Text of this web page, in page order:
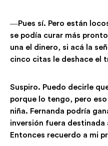
―Pues sí. Pero están
se podía curar más
una el dinero, si acá la
cinco citas le deshace el
Suspiro. Puedo decirle
porque lo tengo, pero
niña. Fernanda podría
inversión fuera
Entonces recuerdo a mi